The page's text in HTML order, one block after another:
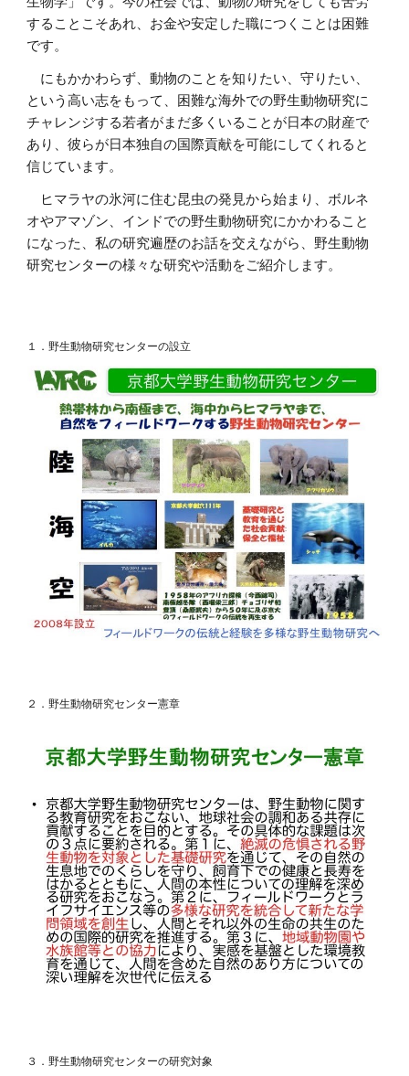
することこそあれ、お金や安定した職につくことは困難
です。
にもかかわらず、動物のことを知りたい、守りたい、
という高い志をもって、困難な海外での野生動物研究に
チャレンジする若者がまだ多くいることが日本の財産で
あり、彼らが日本独自の国際貢献を可能にしてくれると
信じています。
ヒマラヤの氷河に住む昆虫の発見から始まり、ボルネ
オやアマゾン、インドでの野生動物研究にかかわること
になった、私の研究遍歴のお話を交えながら、野生動物
研究センターの様々な研究や活動をご紹介します。
１．野生動物研究センターの設立
２．野生動物研究センター憲章
３．野生動物研究センターの研究対象